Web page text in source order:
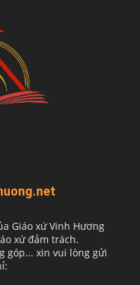
Giáo xứ Vinh Hương
xứ đảm trách.
góp... xin vui lòng gửi